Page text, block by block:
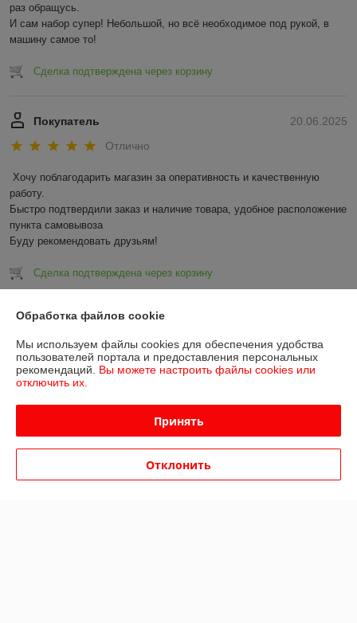
раз обращусь.
И сам набор супер! Небольшой, но всё необходимое под рукой, в
машину самое то!
Сделка подтверждена через корзину
20.06.2025
Покупатель
Отлично
Хочу поблагодарить магазин за оперативность и качественную
работу.
Быстро подтвердили заказ и наличие товара, удобное расположение
пункта самовывоза
Буду рекомендовать друзьям!
Сделка подтверждена через корзину
Показать все отзывы
О нас
Контакты
Доставка и оплата
График работы
Обработка файлов cookie
Мы используем файлы cookies для обеспечения удобства
пользователей портала и предоставления персональных
рекомендаций. Вы можете настроить файлы cookies или
отключить их.
Принять
Отклонить